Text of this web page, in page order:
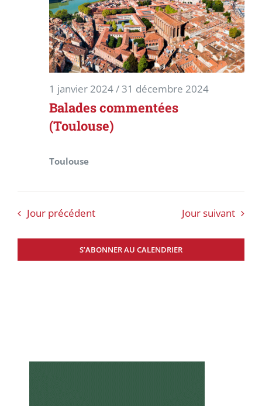
Balades commentées
(Toulouse)
1 janvier 2024/31 décembre 2024
Toulouse
Jour précédent Jour suivant
S’ABONNER AU CALENDRIER